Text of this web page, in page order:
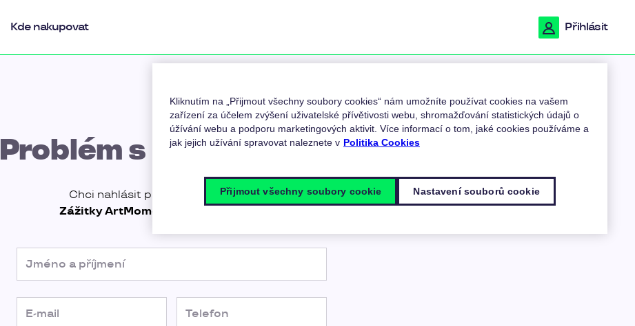
Kde nakupovat Přihlásit
Problém s provozovnou
Chci nahlásit problém s provozovnou
Zážitky ArtMoment České Budějovice
Kliknutím na „Přijmout všechny soubory cookies“ nám umožníte používat cookies na vašem
zařízení za účelem zvýšení uživatelské přívětivosti webu, shromažďování statistických údajů o
úžívání webu a podporu marketingových aktivit. Více informací o tom, jaké cookies používáme a
jak jejich užívání spravovat naleznete v Politika Cookies
Nastavení souborů cookie
Přijmout všechny soubory cookie